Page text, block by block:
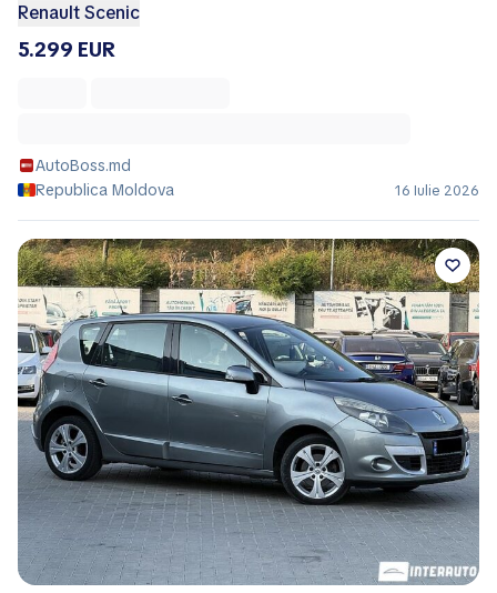
Renault Scenic
5.299 EUR
AutoBoss.md
Republica Moldova
16 Iulie 2026